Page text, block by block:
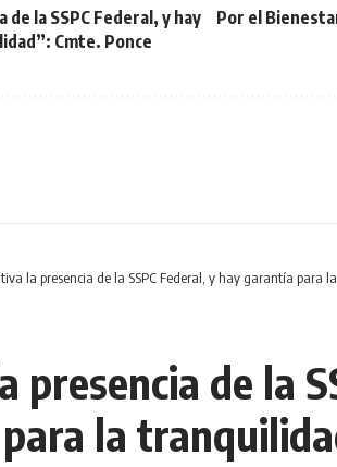
la SSPC Federal, y hay
Cmte. Ponce
Por el
la presencia de la SSPC Federal, y hay garantía para
presencia de la
la